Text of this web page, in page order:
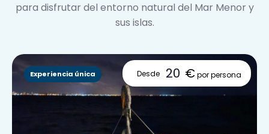
para disfrutar del entorno natural del Mar Menor y
sus islas.
Desde 20 €por persona
Experiencia única